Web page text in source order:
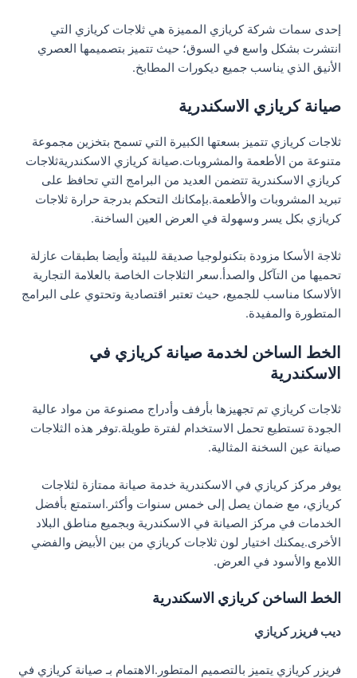
إحدى سمات شركة كريازي المميزة هي ثلاجات كريازي التي
انتشرت بشكل واسع في السوق؛ حيث تتميز بتصميمها العصري
الأنيق الذي يناسب جميع ديكورات المطابخ.
صيانة كريازي الاسكندرية
ثلاجات كريازي تتميز بسعتها الكبيرة التي تسمح بتخزين مجموعة
متنوعة من الأطعمة والمشروبات.صيانة كريازي الاسكندريةثلاجات
كريازي الاسكندرية تتضمن العديد من البرامج التي تحافظ على
تبريد المشروبات والأطعمة.بإمكانك التحكم بدرجة حرارة ثلاجات
كريازي بكل يسر وسهولة في العرض العين الساخنة.
ثلاجة الأسكا مزودة بتكنولوجيا صديقة للبيئة وأيضا بطبقات عازلة
تحميها من التآكل والصدأ.سعر الثلاجات الخاصة بالعلامة التجارية
الألاسكا مناسب للجميع، حيث تعتبر اقتصادية وتحتوي على البرامج
المتطورة والمفيدة.
الخط الساخن لخدمة صيانة كريازي في
الاسكندرية
ثلاجات كريازي تم تجهيزها بأرفف وأدراج مصنوعة من مواد عالية
الجودة تستطيع تحمل الاستخدام لفترة طويلة.توفر هذه الثلاجات
صيانة عين السخنة المثالية.
يوفر مركز كريازي في الاسكندرية خدمة صيانة ممتازة لثلاجات
كريازي، مع ضمان يصل إلى خمس سنوات وأكثر.استمتع بأفضل
الخدمات في مركز الصيانة في الاسكندرية وبجميع مناطق البلاد
الأخرى.يمكنك اختيار لون ثلاجات كريازي من بين الأبيض والفضي
اللامع والأسود في العرض.
الخط الساخن كريازي الاسكندرية
ديب فريزر كريازي
فريزر كريازي يتميز بالتصميم المتطور.الاهتمام بـ صيانة كريازي في